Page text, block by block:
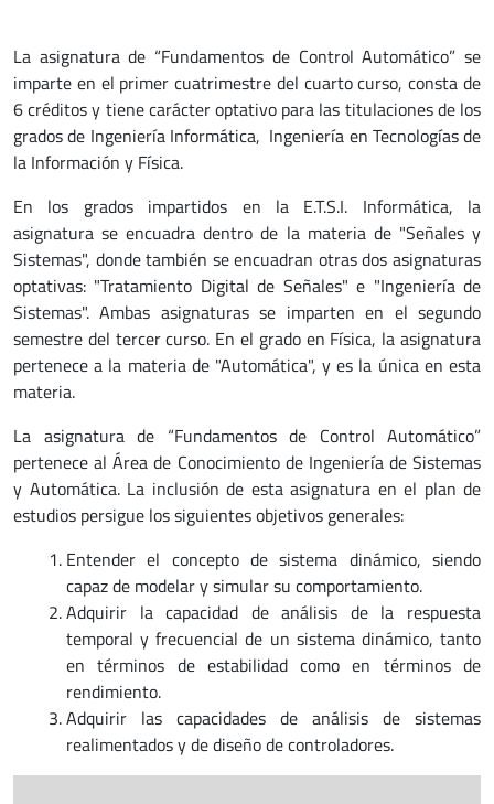
La asignatura de “Fundamentos de Control Automático” se
imparte en el primer cuatrimestre del cuarto curso, consta de
6 créditos y tiene carácter optativo para las titulaciones de los
grados de Ingeniería Informática, Ingeniería en Tecnologías de
la Información y Física.
En los grados impartidos en la E.T.S.I. Informática, la
asignatura se encuadra dentro de la materia de "Señales y
Sistemas", donde también se encuadran otras dos asignaturas
optativas: "Tratamiento Digital de Señales" e "Ingeniería de
Sistemas". Ambas asignaturas se imparten en el segundo
semestre del tercer curso. En el grado en Física, la asignatura
pertenece a la materia de "Automática", y es la única en esta
materia.
La asignatura de “Fundamentos de Control Automático”
pertenece al Área de Conocimiento de Ingeniería de Sistemas
y Automática. La inclusión de esta asignatura en el plan de
estudios persigue los siguientes objetivos generales:
Entender el concepto de sistema dinámico, siendo
capaz de modelar y simular su comportamiento.
Adquirir la capacidad de análisis de la respuesta
temporal y frecuencial de un sistema dinámico, tanto
en términos de estabilidad como en términos de
rendimiento.
Adquirir las capacidades de análisis de sistemas
realimentados y de diseño de controladores.